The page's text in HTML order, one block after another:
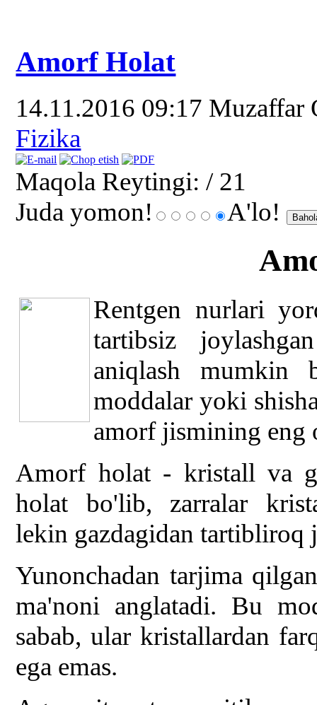
Amorf Holat
14.11.2016 09:17 Muzaffar
Fizika
Maqola Reytingi: / 21
Juda yomon!
A'lo!
Rentgen nurlari
tartibsiz
aniqlash mumkin
moddalar yoki
amorf jismining
Amorf holat - kristall va
holat bo'lib, zarralar
lekin gazdagidan tartibliroq
Yunonchadan tarjima
ma'noni anglatadi. Bu
sabab, ular kristallardan
ega emas.